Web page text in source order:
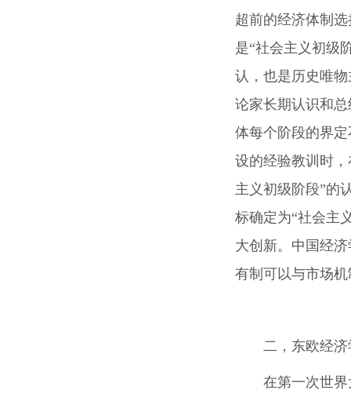
超前的经济体制
是“社会主义初级
认，也是历史唯
论家长期认识和
体每个阶段的界
设的经验教训时
主义初级阶段”的
标确定为“社会主
大创新。中国经
有制可以与市场
二，东欧经
在第一次世